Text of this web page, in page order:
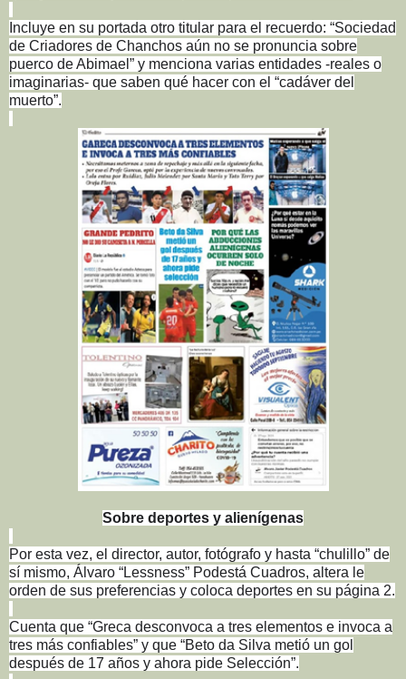
Incluye en su portada otro titular para el recuerdo: “Sociedad
de Criadores de Chanchos aún no se pronuncia sobre
puerco de Abimael” y menciona varias entidades -reales o
imaginarias- que saben qué hacer con el “cadáver del
muerto”.
Sobre deportes y alienígenas
Por esta vez, el director, autor, fotógrafo y hasta “chulillo” de
sí mismo, Álvaro “Lessness” Podestá Cuadros, altera le
orden de sus preferencias y coloca deportes en su página 2.
Cuenta que “Greca desconvoca a tres elementos e invoca a
tres más confiables” y que “Beto da Silva metió un gol
después de 17 años y ahora pide Selección”.